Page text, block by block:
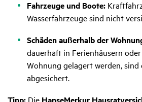
Fahrzeuge und Boote:
Wasserfahrzeuge sind nicht
Schäden außerhalb der
dauerhaft in Ferienhäusern
Wohnung gelagert werden,
abgesichert.
Tipp: Die HanseMerkur